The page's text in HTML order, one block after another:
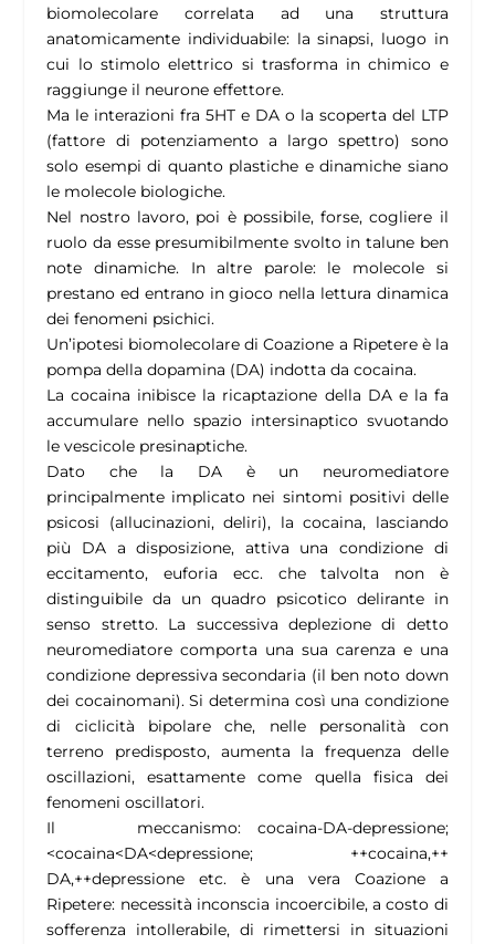
biomolecolare correlata ad una struttura
anatomicamente individuabile: la sinapsi, luogo in
cui lo stimolo elettrico si trasforma in chimico e
raggiunge il neurone effettore.
Ma le interazioni fra 5HT e DA o la scoperta del LTP
(fattore di potenziamento a largo spettro) sono
solo esempi di quanto plastiche e dinamiche siano
le molecole biologiche.
Nel nostro lavoro, poi è possibile, forse, cogliere il
ruolo da esse presumibilmente svolto in talune ben
note dinamiche. In altre parole: le molecole si
prestano ed entrano in gioco nella lettura dinamica
dei fenomeni psichici.
Un’ipotesi biomolecolare di Coazione a Ripetere è la
pompa della dopamina (DA) indotta da cocaina.
La cocaina inibisce la ricaptazione della DA e la fa
accumulare nello spazio intersinaptico svuotando
le vescicole presinaptiche.
Dato che la DA è un neuromediatore
principalmente implicato nei sintomi positivi delle
psicosi (allucinazioni, deliri), la cocaina, lasciando
più DA a disposizione, attiva una condizione di
eccitamento, euforia ecc. che talvolta non è
distinguibile da un quadro psicotico delirante in
senso stretto. La successiva deplezione di detto
neuromediatore comporta una sua carenza e una
condizione depressiva secondaria (il ben noto down
dei cocainomani). Si determina così una condizione
di ciclicità bipolare che, nelle personalità con
terreno predisposto, aumenta la frequenza delle
oscillazioni, esattamente come quella fisica dei
fenomeni oscillatori.
Il meccanismo: cocaina-DA-depressione;
<cocaina<DA<depressione; ++cocaina,++
DA,++depressione etc. è una vera Coazione a
Ripetere: necessità inconscia incoercibile, a costo di
sofferenza intollerabile, di rimettersi in situazioni